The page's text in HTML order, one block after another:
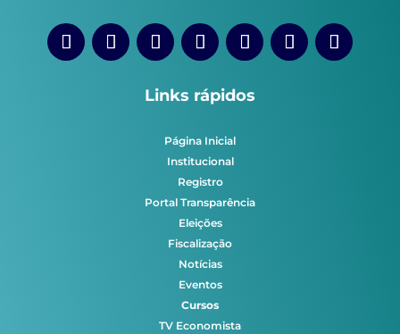
Links rápidos
Página Inicial
Institucional
Registro
Portal Transparência
Eleições
Fiscalização
Notícias
Eventos
Cursos
TV Economista